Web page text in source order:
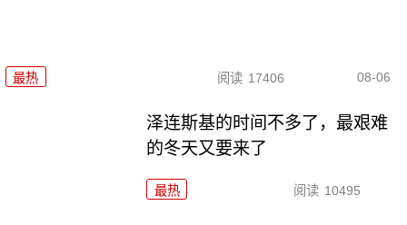
最热 阅读 17406 08-06
泽连斯基的时间不多了，最艰难
的冬天又要来了
最热 阅读 10495